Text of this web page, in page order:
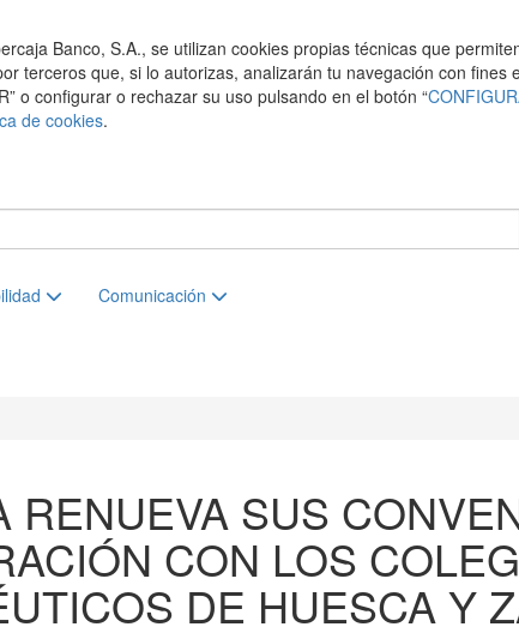
Banco, S.A., se utilizan cookies propias técnicas que
terceros que, si lo autorizas, analizarán tu navegación con fines
o configurar o rechazar su uso pulsando en el botón “
de cookies.
Comunicación
RENUEVA SUS
CON LOS
DE HUESCA Y